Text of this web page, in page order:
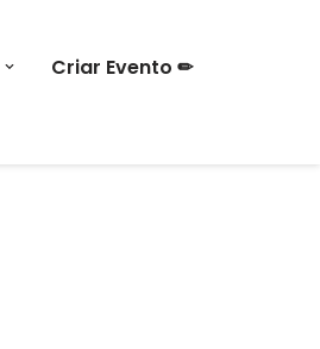
Criar Evento ✏